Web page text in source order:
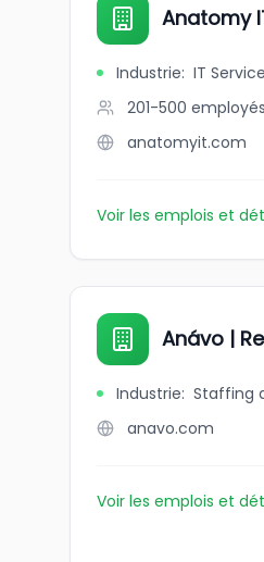
Anatomy
Industrie: IT
201-500 employés
anatomyit.com
Voir les emplois et
Anávo |
Industrie: Staffing
anavo.com
Voir les emplois et